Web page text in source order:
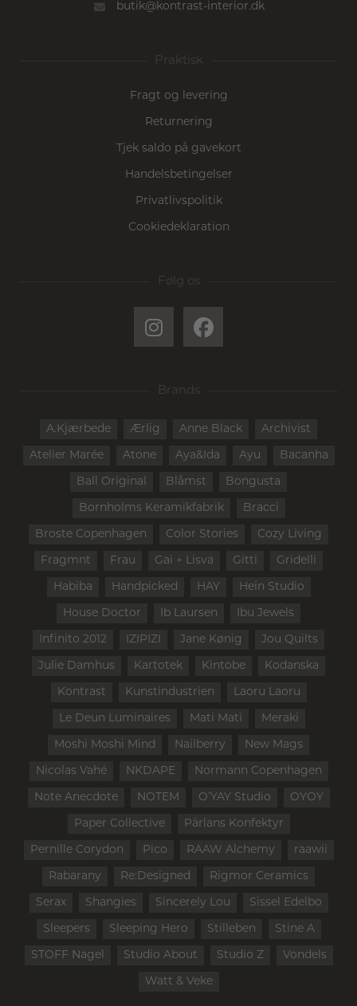
butik@kontrast-interior.dk
Praktisk
Fragt og levering
Returnering
Tjek saldo på gavekort
Handelsbetingelser
Privatlivspolitik
Cookiedeklaration
Følg os
Brands
A.Kjærbede Ærlig Anne Black Archivist
Atelier Marée Atone Aya&Ida Ayu Bacanha
Ball Original Blåmst Bongusta
Bornholms Keramikfabrik Bracci
Broste Copenhagen Color Stories Cozy Living
Fragmnt Frau Gai + Lisva Gitti Gridelli
Habiba Handpicked HAY Hein Studio
House Doctor Ib Laursen Ibu Jewels
Infinito 2012 IZIPIZI Jane Kønig Jou Quilts
Julie Damhus Kartotek Kintobe Kodanska
Kontrast Kunstindustrien Laoru Laoru
Le Deun Luminaires Mati Mati Meraki
Moshi Moshi Mind Nailberry New Mags
Nicolas Vahé NKDAPE Normann Copenhagen
Note Anecdote NOTEM O’YAY Studio OYOY
Paper Collective Pärlans Konfektyr
Pernille Corydon Pico RAAW Alchemy raawii
Rabarany Re:Designed Rigmor Ceramics
Serax Shangies Sincerely Lou Sissel Edelbo
Sleepers Sleeping Hero Stilleben Stine A
STOFF Nagel Studio About Studio Z Vondels
Watt & Veke